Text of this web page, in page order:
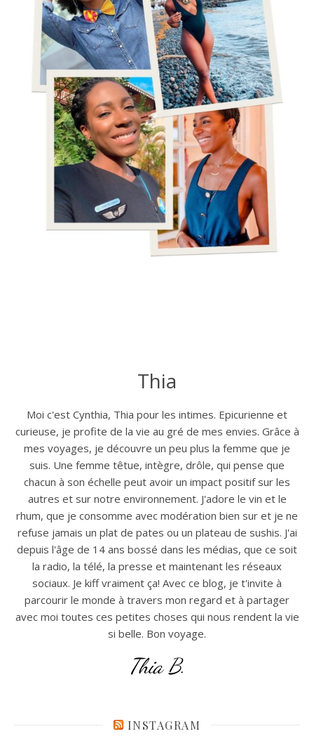
Thia
Moi c'est Cynthia, Thia pour les intimes. Epicurienne et
curieuse, je profite de la vie au gré de mes envies. Grâce à
mes voyages, je découvre un peu plus la femme que je
suis. Une femme têtue, intègre, drôle, qui pense que
chacun à son échelle peut avoir un impact positif sur les
autres et sur notre environnement. J'adore le vin et le
rhum, que je consomme avec modération bien sur et je ne
refuse jamais un plat de pates ou un plateau de sushis. J'ai
depuis l'âge de 14 ans bossé dans les médias, que ce soit
la radio, la télé, la presse et maintenant les réseaux
sociaux. Je kiff vraiment ça! Avec ce blog, je t'invite à
parcourir le monde à travers mon regard et à partager
avec moi toutes ces petites choses qui nous rendent la vie
si belle. Bon voyage.
Thia B.
INSTAGRAM